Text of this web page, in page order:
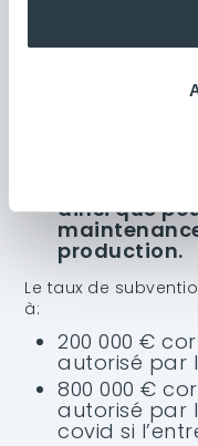
et de réalité
fabrication,
Les
pour des
ainsi que
production.
Le taux de
à:
200 000 €
autorisé par
800 000 €
autorisé par
covid si